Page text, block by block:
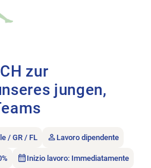
zur
jungen,
/ GR / FL Lavoro dipendente
Inizio lavoro: Immediatamente